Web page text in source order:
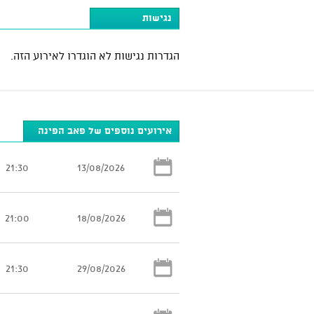
נגישות
הגדרות נגישות לא הוגדרו לאירוע הזה.
אירועים נוספים של פאב הפינה
13/08/2026
21:30
18/08/2026
21:00
29/08/2026
21:30